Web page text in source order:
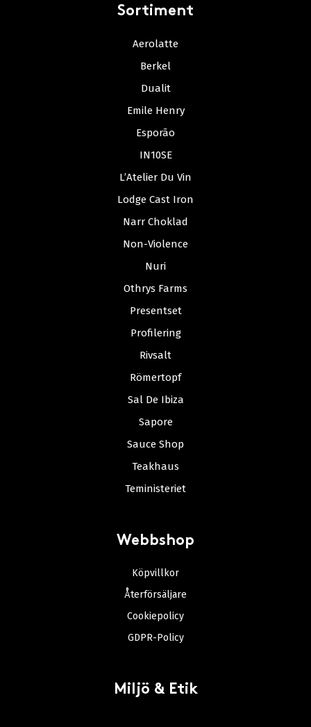
Sortiment
Aerolatte
Berkel
Dualit
Emile Henry
Esporão
IN10SE
L’Atelier Du Vin
Lodge Cast Iron
Narr Choklad
Non-Violence
Nuri
Othrys Farms
Presentset
Profilering
Rivsalt
Römertopf
Sal De Ibiza
Sapore
Sauce Shop
Teakhaus
Teministeriet
Webbshop
Köpvillkor
Återförsäljare
Cookiepolicy
GDPR-Policy
Miljö & Etik